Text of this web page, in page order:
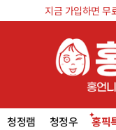
지금 가입하면 무
청정램 청정우 홍픽